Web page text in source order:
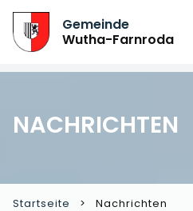
Gemeinde
Wutha-Farnroda
NACHRICHTEN
Startseite Nachrichten